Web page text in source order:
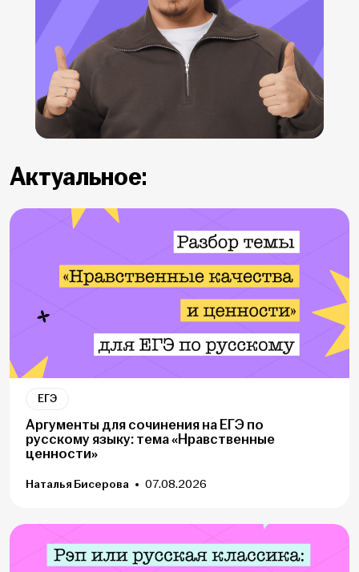
Актуальное:
ЕГЭ
Аргументы для сочинения на ЕГЭ по
русскому языку: тема «Нравственные
ценности»
Наталья Бисерова 07.08.2026